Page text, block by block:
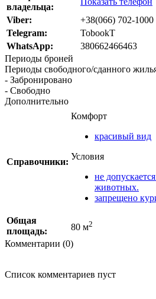
владельца:
Viber:
+38(066) 702-1000
Telegram:
TobookT
WhatsApp:
380662466463
Периоды броней
Периоды свободного/сданного
- Забронировано
- Свободно
Дополнительно
Справочники:
Комфорт
красивый вид
Условия
не
животных.
запрещено
Общая
площадь:
80 м2
Комментарии (0)
Список комментариев пуст